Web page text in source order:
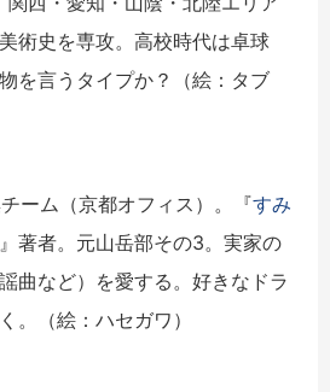
術史を専攻。高校時代は卓球
を言うタイプか？（絵：タブ
ーム（京都オフィス）。『すみ
』著者。元山岳部その3。実家の
曲など）を愛する。好きなドラ
。（絵：ハセガワ）